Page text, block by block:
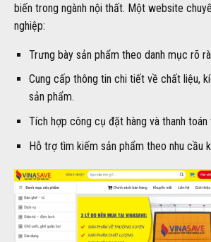
biến trong ngành nội thất. Một website
nghiệp:
Trưng bày sản phẩm theo danh mục rõ
Cung cấp thông tin chi tiết về chất liệu,
sản phẩm.
Tích hợp công cụ đặt hàng và thanh
Hỗ trợ tìm kiếm sản phẩm theo nhu cầu